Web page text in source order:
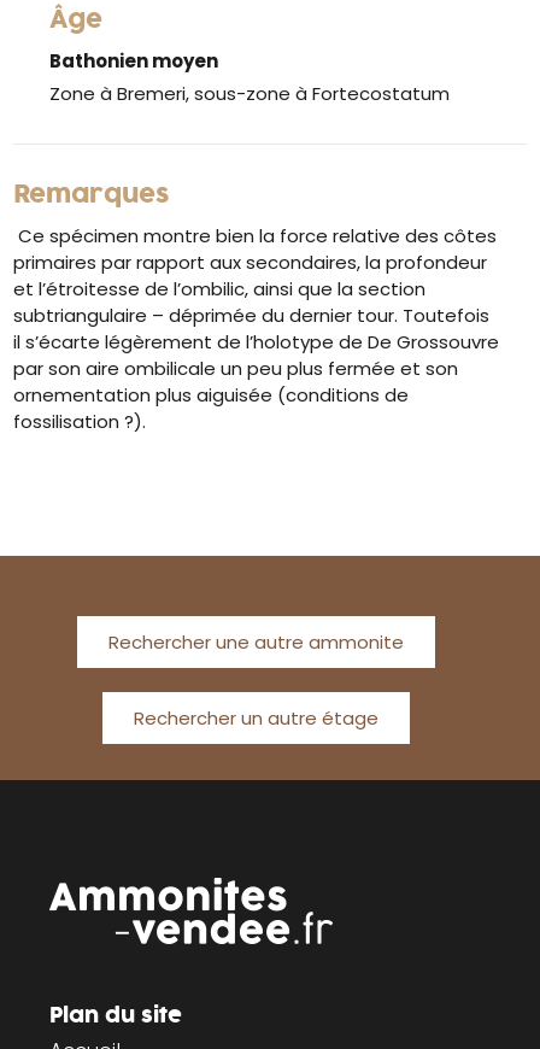
Âge
Bathonien moyen
Zone à Bremeri, sous-zone à Fortecostatum
Remarques
Ce spécimen montre bien la force relative des côtes
primaires par rapport aux secondaires, la profondeur
et l’étroitesse de l’ombilic, ainsi que la section
subtriangulaire – déprimée du dernier tour. Toutefois
il s’écarte légèrement de l’holotype de De Grossouvre
par son aire ombilicale un peu plus fermée et son
ornementation plus aiguisée (conditions de
fossilisation ?).
Rechercher une autre ammonite
Rechercher un autre étage
Plan du site